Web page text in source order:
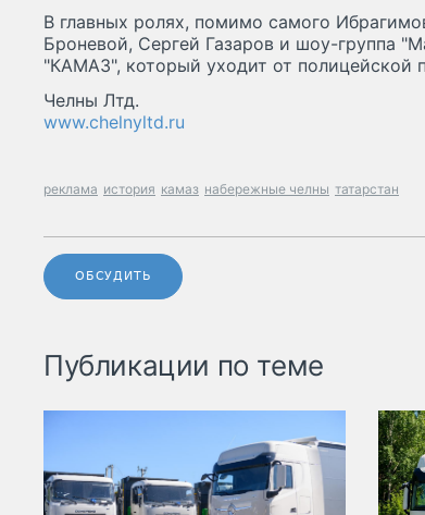
В главных ролях, помимо самого
Броневой, Сергей Газаров и шоу-группа
"КАМАЗ", который уходит от полицейской
Челны Лтд.
www.chelnyltd.ru
реклама история камаз набережные челны татарстан
ОБСУДИТЬ
Публикации по теме